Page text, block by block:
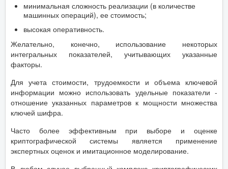
минимальная сложность реализации (в количестве
машинных операций), ее стоимость;
высокая оперативность.
Желательно, конечно, использование некоторых
интегральных показателей, учитывающих указанные
факторы.
Для учета стоимости, трудоемкости и объема ключевой
информации можно использовать удельные показатели -
отношение указанных параметров к мощности множества
ключей шифра.
Часто более эффективным при выборе и оценке
криптографической системы является применение
экспертных оценок и имитационное моделирование.